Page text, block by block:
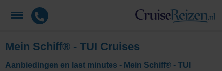
Mein Schiff® - TUI Cruises
Aanbiedingen en last minutes - Mein Schiff® - TUI